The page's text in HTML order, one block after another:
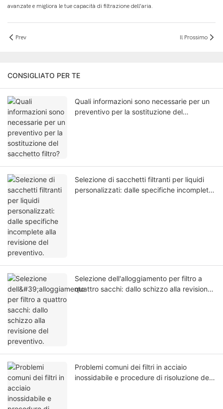
avanzate e migliora le tue capacità di filtrazione dell'aria.
Prev Il Prossimo
CONSIGLIATO PER TE
Quali informazioni sono necessarie per un
preventivo per la sostituzione del
Selezione di sacchetti filtranti per liquidi
personalizzati: dalle specifiche incomplete
Selezione dell'alloggiamento per filtro a
quattro sacchi: dallo schizzo alla revisione
Problemi comuni dei filtri in acciaio
inossidabile e procedure di risoluzione dei